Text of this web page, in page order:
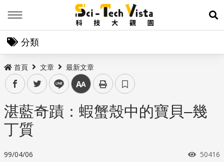
展
分類
首頁 文章 最新文章
facebooktwitter line 中
湛藍奇蹟：蝦蟹殼中的寶貝–幾
丁質
99/04/06 瀏覽次
50416